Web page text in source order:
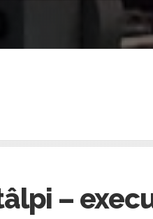
–